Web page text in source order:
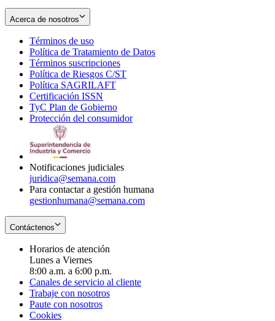
Acerca de nosotros
Términos de uso
in
new
window
Política de Tratamiento de Datos
Términos suscripciones
in
Política de Riesgos C/ST
Política SAGRILAFT
new
window
Certificación ISSN
in
new
TyC Plan de Gobierno
in
Protección del consumidorOpens
Notificaciones judiciales
juridica@semana.com
Para contactar a gestión humana
gestionhumana@semana.com
Contáctenos
Horarios de atención
Lunes a Viernes
8:00 a.m. a 6:00 p.m.
Canales de servicio al cliente
Trabaje con nosotros
Paute con nosotros
Cookies